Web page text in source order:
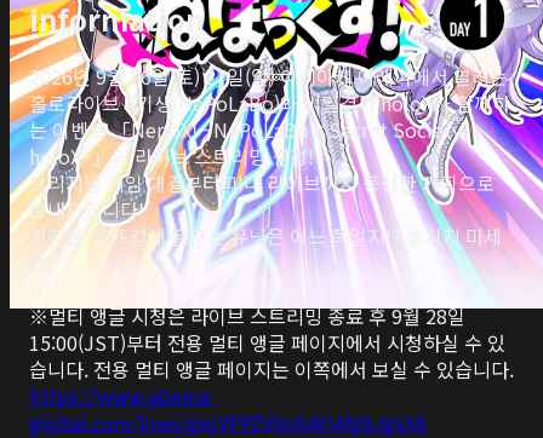
Français
Deutsch
Italiano
Español
Portuguê
s
information
2026년 9월 26일(토) 27일(일) 아리아케 아레나에서 열리는
홀로라이브 5기생(NePoLaBo)와 비밀결사 holoX가 함께하
는 이벤트 「NepoX! ~NePoLaBo×Secret Society
holoX~」의 라이브 스트리밍 결정!
오리지널 게임 대결부터 미니 라이브까지 풍성한 기획으로
보내드립니다!
현장을 더 뜨겁게 달구는 유닛은 어느 쪽일지!? 놓치지 마세
요!
※멀티 앵글 시청은 라이브 스트리밍 종료 후 9월 28일
15:00(JST)부터 전용 멀티 앵글 페이지에서 시청하실 수 있
https://www.abema-
global.com/lives/gksVPPZVhob4H4fgbJgxX6